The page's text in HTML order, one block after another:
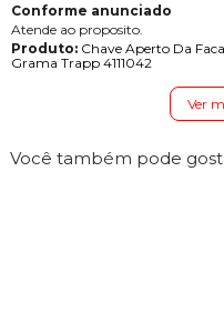
Conforme anunciado
Atende ao proposito.
Produto:Chave Aperto Da
Grama Trapp 4111042
Ver
Você também pode